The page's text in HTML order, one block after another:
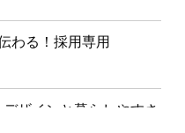
わる！採用専用
ザインと暮らしやすさ